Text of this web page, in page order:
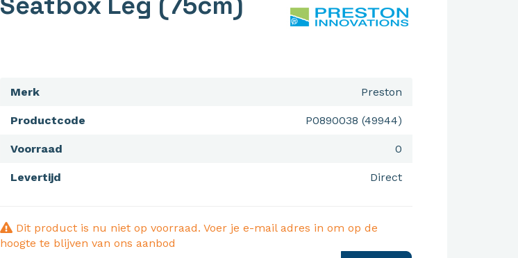
Preston
Merk
P0890038 (49944)
Productcode
0
Voorraad
Direct
Levertijd
Dit product is nu niet op voorraad. Voer je e-mail adres in om op de
hoogte te blijven van ons aanbod